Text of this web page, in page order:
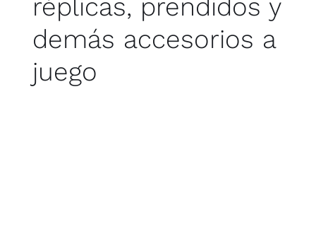
réplicas, prendidos y
demás accesorios a
juego